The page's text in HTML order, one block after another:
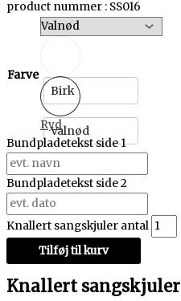
product nummer : SS016
Farve
Birk
Valnød
Ryd
Bundpladetekst side 1
Bundpladetekst side 2
Knallert sangskjuler antal
Tilføj til kurv
Knallert sangskjuler